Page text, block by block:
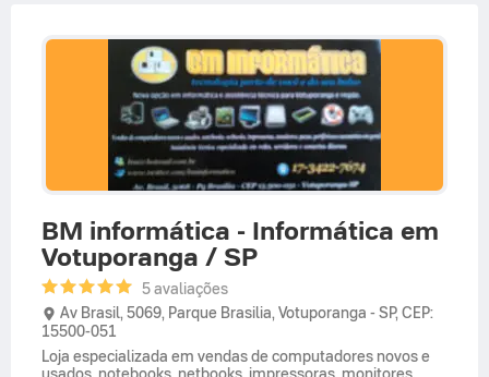
BM informática - Informática em
Votuporanga / SP
5 avaliações
Av Brasil, 5069, Parque Brasilia, Votuporanga - SP, CEP:
15500-051
Loja especializada em vendas de computadores novos e
usados, notebooks, netbooks, impressoras, monitores,